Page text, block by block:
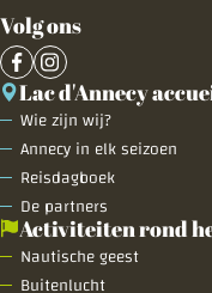
Volg ons
Lac d'Annecy
Wie zijn wij?
Annecy in elk seizoen
Reisdagboek
De partners
Activiteiten rond
Nautische geest
Buitenlucht